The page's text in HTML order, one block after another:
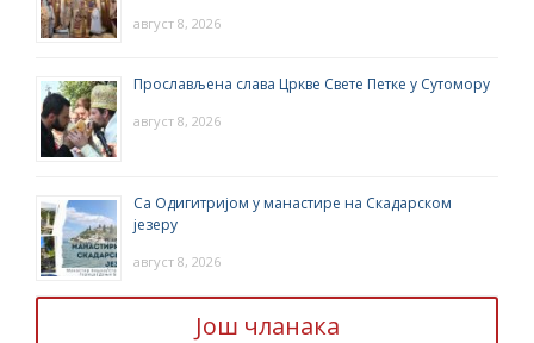
август 8, 2026
Прослављена слава Цркве Свете Петке у Сутомору
август 8, 2026
Са Одигитријом у манастире на Скадарском
језеру
август 8, 2026
Још чланака